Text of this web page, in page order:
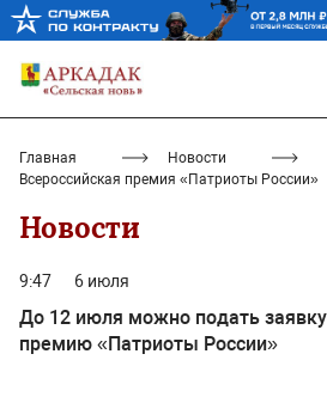
Главная
Новости
Всероссийская премия «Патриоты России»
Новости
9:47 6 июля
До 12 июля можно подать
премию «Патриоты России»